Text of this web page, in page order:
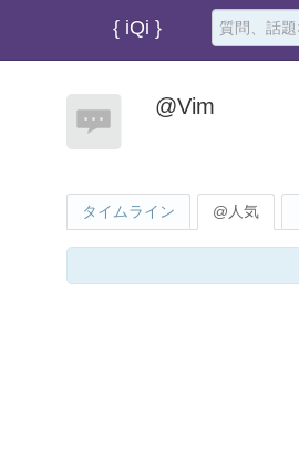
{ iQi }
@Vim
タイムライン @人気